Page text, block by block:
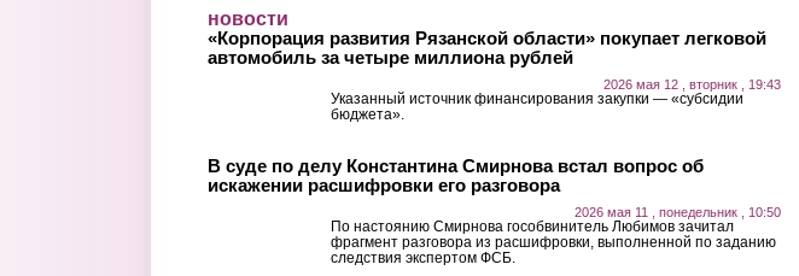
новости
«Корпорация развития Рязанской области» покупает легковой
автомобиль за четыре миллиона рублей
2026 мая 12 , вторник , 19:43
Указанный источник финансирования закупки — «субсидии
бюджета».
В суде по делу Константина Смирнова встал вопрос об
искажении расшифровки его разговора
2026 мая 11 , понедельник , 10:50
По настоянию Смирнова гособвинитель Любимов зачитал
фрагмент разговора из расшифровки, выполненной по заданию
следствия экспертом ФСБ.